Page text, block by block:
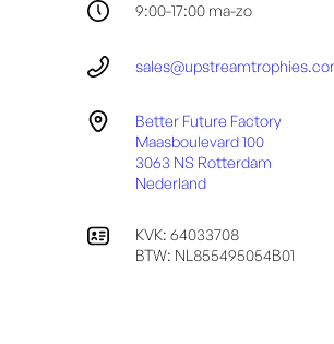
9:00-17:00 ma-zo
Better Future Factory
Maasboulevard 100
3063 NS Rotterdam
Nederland
KVK: 64033708
BTW: NL855495054B01